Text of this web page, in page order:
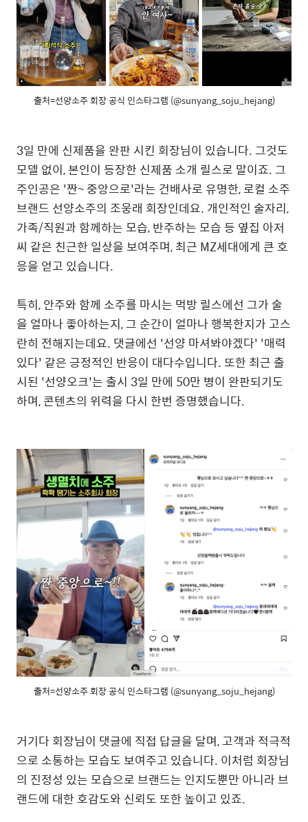
출처=선양소주 회장 공식 인스타그램 (@sunyang_soju_hejang)
3일 만에 신제품을 완판 시킨 회장님이 있습니다. 그것도
모델 없이, 본인이 등장한 신제품 소개 릴스로 말이죠. 그
주인공은 '짠~ 중앙으로'라는 건배사로 유명한, 로컬 소주
브랜드 선양소주의 조웅래 회장인데요. 개인적인 술자리,
가족/직원과 함께하는 모습, 반주하는 모습 등 옆집 아저
씨 같은 친근한 일상을 보여주며, 최근 MZ세대에게 큰 호
응을 얻고 있습니다.
특히, 안주와 함께 소주를 마시는 먹방 릴스에선 그가 술
을 얼마나 좋아하는지, 그 순간이 얼마나 행복한지가 고스
란히 전해지는데요. 댓글에선 '선양 마셔봐야겠다' '매력
있다' 같은 긍정적인 반응이 대다수입니다. 또한 최근 출
시된 '선양오크'는 출시 3일 만에 50만 병이 완판되기도
하며, 콘텐츠의 위력을 다시 한번 증명했습니다.
출처=선양소주 회장 공식 인스타그램 (@sunyang_soju_hejang)
거기다 회장님이 댓글에 직접 답글을 달며, 고객과 적극적
으로 소통하는 모습도 보여주고 있습니다. 이처럼 회장님
의 진정성 있는 모습으로 브랜드는 인지도뿐만 아니라 브
랜드에 대한 호감도와 신뢰도 또한 높이고 있죠.